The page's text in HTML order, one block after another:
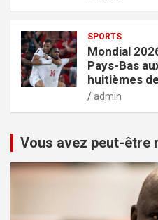
SPORTS
Mondial
Pays-Bas
huitièmes
admin
Vous avez peut-être